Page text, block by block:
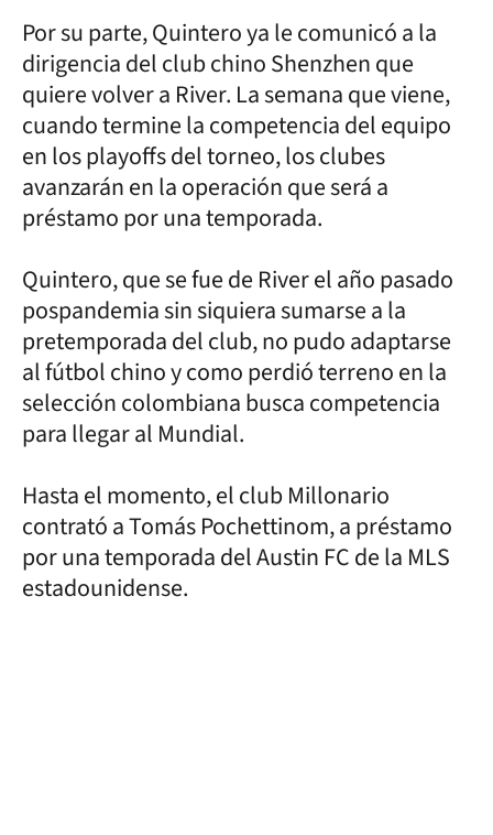
Por su parte, Quintero ya le comunicó a la
dirigencia del club chino Shenzhen que
quiere volver a River. La semana que viene,
cuando termine la competencia del equipo
en los playoffs del torneo, los clubes
avanzarán en la operación que será a
préstamo por una temporada.
Quintero, que se fue de River el año pasado
pospandemia sin siquiera sumarse a la
pretemporada del club, no pudo adaptarse
al fútbol chino y como perdió terreno en la
selección colombiana busca competencia
para llegar al Mundial.
Hasta el momento, el club Millonario
contrató a Tomás Pochettinom, a préstamo
por una temporada del Austin FC de la MLS
estadounidense.